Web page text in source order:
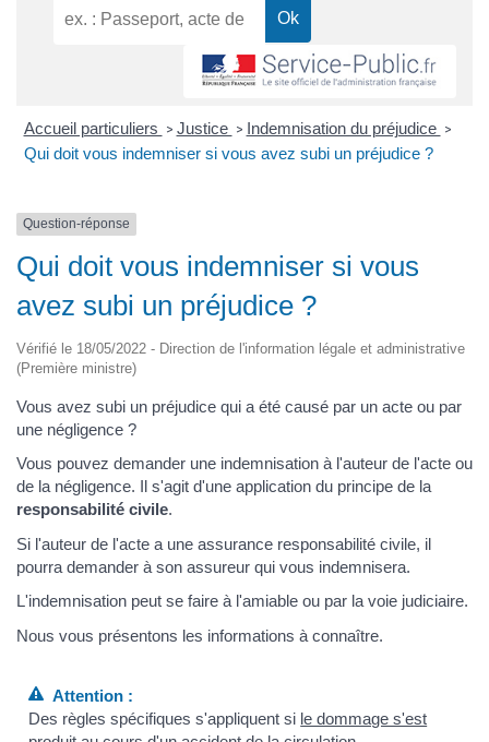
Accueil particuliers > Justice > Indemnisation du préjudice >
Qui doit vous indemniser si vous avez subi un préjudice ?
Question-réponse
Qui doit vous indemniser si vous
avez subi un préjudice ?
Vérifié le 18/05/2022 - Direction de l'information légale et administrative
(Première ministre)
Vous avez subi un préjudice qui a été causé par un acte ou par
une négligence ?
Vous pouvez demander une indemnisation à l'auteur de l'acte ou
de la négligence. Il s'agit d'une application du principe de la
responsabilité civile.
Si l'auteur de l'acte a une assurance responsabilité civile, il
pourra demander à son assureur qui vous indemnisera.
L'indemnisation peut se faire à l'amiable ou par la voie judiciaire.
Nous vous présentons les informations à connaître.
Attention :
Des règles spécifiques s'appliquent si le dommage s'est